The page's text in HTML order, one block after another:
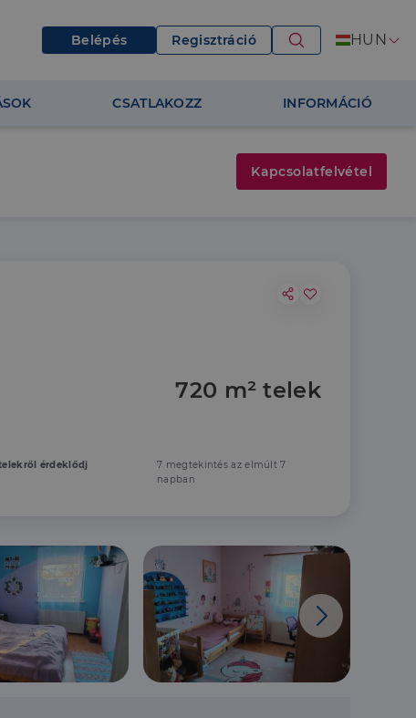
Belépés Regisztráció HUN
CSATLAKOZZ INFORMÁCIÓ
720 m² telek
érdeklődj
7 megtekintés az elmúlt 7
napban
Kapcsolatfelvétel